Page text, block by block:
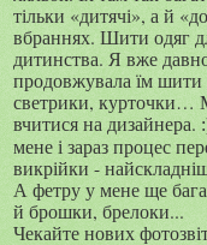
тільки «дитячі», а й
вбраннях. Шити одяг
дитинства. Я вже
продовжувала їм шити
светрики, курточки…
вчитися на дизайнера.
мене і зараз процес
викрійки -
А фетру у мене ще
й брошки, брелоки...
Чекайте нових